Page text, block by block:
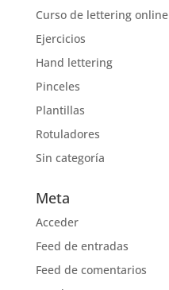
Curso de lettering online
Ejercicios
Hand lettering
Pinceles
Plantillas
Rotuladores
Sin categoría
Meta
Acceder
Feed de entradas
Feed de comentarios